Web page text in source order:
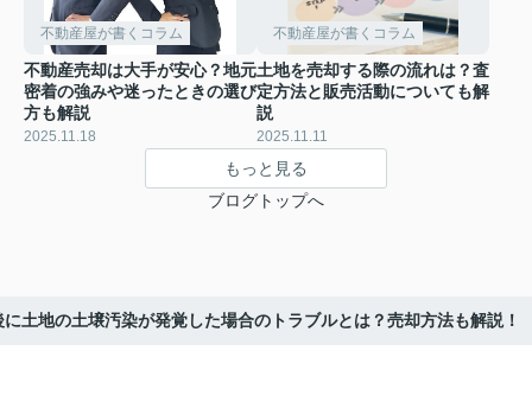
不動産屋が書くコラム
不動産売却は大手が安心？地元
密着の強みや迷ったときの選び
方も解説
2025.11.18
不動産屋が書くコラム
土地を売却する際の流れは？査
定方法と販売活動についても解
説
2025.11.11
もっと見る
ブログトップへ
に土地の土壌汚染が発覚した場合のトラブルとは？売却方法も解説！